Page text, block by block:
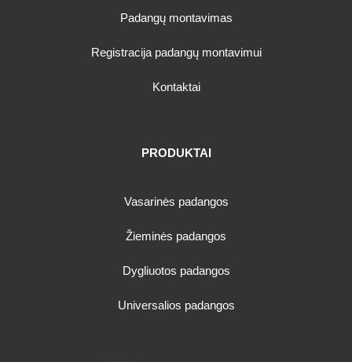
Padangų montavimas
Registracija padangų montavimui
Kontaktai
PRODUKTAI
Vasarinės padangos
Žieminės padangos
Dygliuotos padangos
Universalios padangos